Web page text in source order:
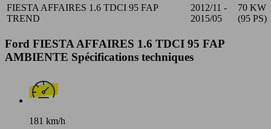
FIESTA AFFAIRES 1.6 TDCI 95 FAP
TREND
2012/11 -
2015/05
70 KW
(95 PS)
Ford FIESTA AFFAIRES 1.6 TDCI 95 FAP
AMBIENTE Spécifications techniques
181 km/h